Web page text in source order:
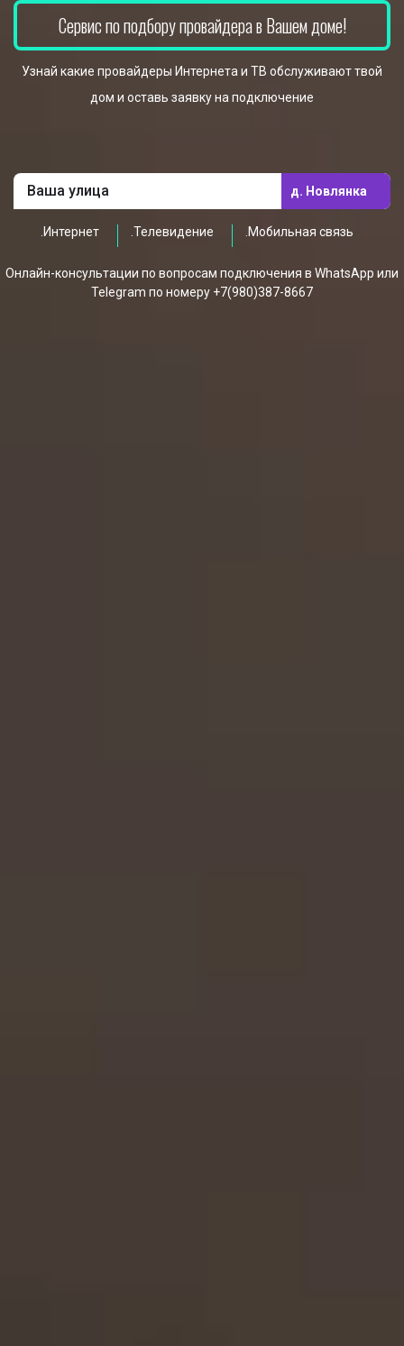
Сервис по подбору провайдера в Вашем доме!
Узнай какие провайдеры Интернета и ТВ обслуживают твой
дом и оставь заявку на подключение
д. Новлянка
.Интернет .Телевидение .Мобильная связь
Онлайн-консультации по вопросам подключения в WhatsApp или
Telegram по номеру +7(980)387-8667